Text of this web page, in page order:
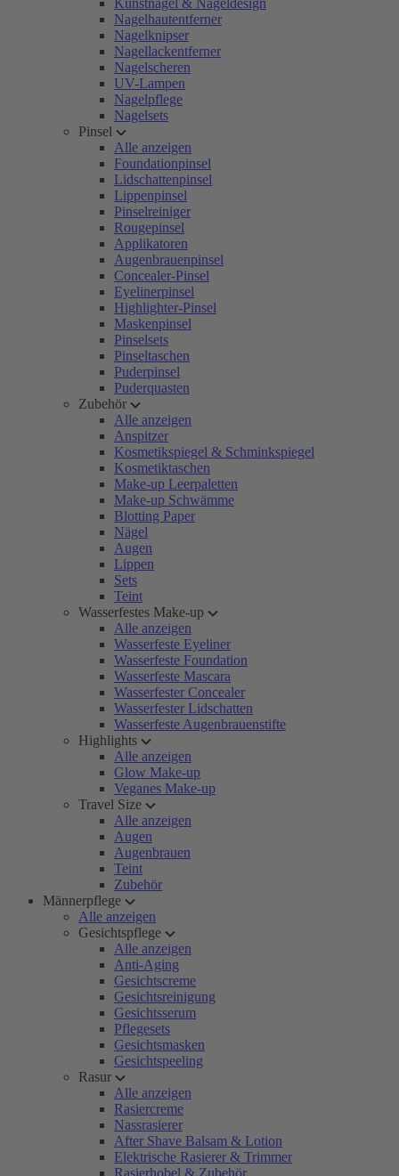
Kunstnägel & Nageldesign
Nagelhautentferner
Nagelknipser
Nagellackentferner
Nagelscheren
UV-Lampen
Nagelpflege
Nagelsets
Pinsel
Alle anzeigen
Foundationpinsel
Lidschattenpinsel
Lippenpinsel
Pinselreiniger
Rougepinsel
Applikatoren
Augenbrauenpinsel
Concealer-Pinsel
Eyelinerpinsel
Highlighter-Pinsel
Maskenpinsel
Pinselsets
Pinseltaschen
Puderpinsel
Puderquasten
Zubehör
Alle anzeigen
Anspitzer
Kosmetikspiegel & Schminkspiegel
Kosmetiktaschen
Make-up Leerpaletten
Make-up Schwämme
Blotting Paper
Nägel
Augen
Lippen
Sets
Teint
Wasserfestes Make-up
Alle anzeigen
Wasserfeste Eyeliner
Wasserfeste Foundation
Wasserfeste Mascara
Wasserfester Concealer
Wasserfester Lidschatten
Wasserfeste Augenbrauenstifte
Highlights
Alle anzeigen
Glow Make-up
Veganes Make-up
Travel Size
Alle anzeigen
Augen
Augenbrauen
Teint
Zubehör
Männerpflege
Alle anzeigen
Gesichtspflege
Alle anzeigen
Anti-Aging
Gesichtscreme
Gesichtsreinigung
Gesichtsserum
Pflegesets
Gesichtsmasken
Gesichtspeeling
Rasur
Alle anzeigen
Rasiercreme
Nassrasierer
After Shave Balsam & Lotion
Elektrische Rasierer & Trimmer
Rasierhobel & Zubehör